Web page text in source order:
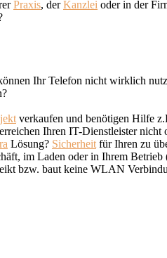
Praxis, derKanzlei oder in der
Ihr Telefon nicht wirklich
verkaufen und benötigen Hilfe
Ihren IT-Dienstleister nicht
Lösung? Sicherheit für Ihren zu
im Laden oder in Ihrem
bzw. baut keine WLAN